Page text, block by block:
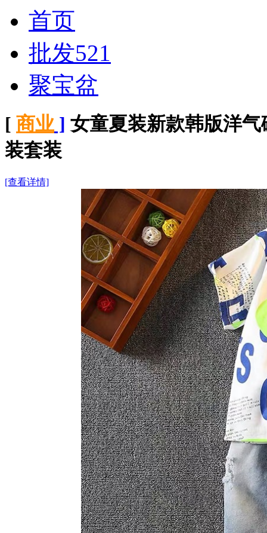
首页
批发521
聚宝盆
[ 商业 ] 女童夏装新款韩版洋
装套装
[查看详情]